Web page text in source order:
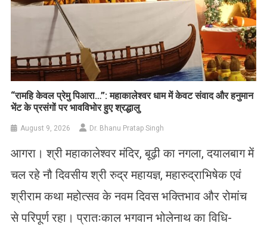
​“रामहि केवल प्रेमु पिआरा…”: महाकालेश्वर धाम में केवट संवाद और हनुमान
भेंट के प्रसंगों पर भावविभोर हुए श्रद्धालु
August 9, 2026 Dr. Bhanu Pratap Singh
आगरा। श्री महाकालेश्वर मंदिर, बूढ़ी का नगला, दयालबाग में
चल रहे नौ दिवसीय श्री रुद्र महायज्ञ, महारुद्राभिषेक एवं
श्रीराम कथा महोत्सव के नवम दिवस भक्तिभाव और रोमांच
से परिपूर्ण रहा। प्रातःकाल भगवान भोलेनाथ का विधि-